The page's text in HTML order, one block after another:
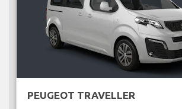
PEUGEOT TRAVELLER